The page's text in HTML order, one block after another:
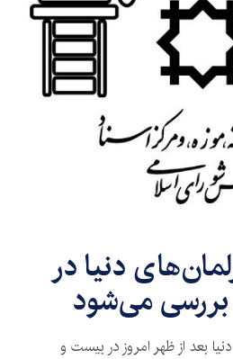
دنیا در
بررسی می‌شود
بعد از ظهر امروز در بیست و